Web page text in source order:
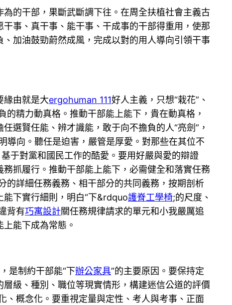
的干部，果斷武斷調下往。在周全扶植社會主義古
事、真干事、能干事、干成事的干部得重用，使那
加油鼓勁蔚然成風，完成以對的用人導向引領干事
緣由就是大ergohuman 111好人主義，只想“栽花”、
的精力動真格。推動干部能上能下，貴在動真格，
選賢任能、辨才識能，敢于向不擔負的人“亮劍”，
導向。聽任是迫害，嚴管是厚愛。對那些在其位不
于對黨和國民工作的酷愛。要用好嚴與愛的辯證
抓履行。推動干部能上能下，必需健全和落實任務
的詳細任務義務、相干部分的共同義務，按期剖析
下實行細則，明白“下&rdquo護脊工學椅;的尺度、
背有巧寓設計關任務規律請求的單元和小我嚴厲追
能下成為常態。
是制約干部能“下辦公家具”的主要原因。要保持定
級、種別、職位等現實情形，構建迷信公道的評價
、概念化。要重視定量與定性、考人與考事、正面